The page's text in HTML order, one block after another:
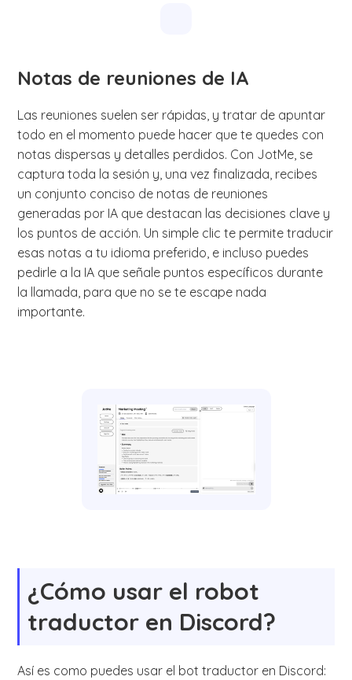
Notas de reuniones de IA
Las reuniones suelen ser rápidas, y tratar de apuntar
todo en el momento puede hacer que te quedes con
notas dispersas y detalles perdidos. Con JotMe, se
captura toda la sesión y, una vez finalizada, recibes
un conjunto conciso de notas de reuniones
generadas por IA que destacan las decisiones clave y
los puntos de acción. Un simple clic te permite traducir
esas notas a tu idioma preferido, e incluso puedes
pedirle a la IA que señale puntos específicos durante
la llamada, para que no se te escape nada
importante.
¿Cómo usar el robot
traductor en Discord?
Así es como puedes usar el bot traductor en Discord: